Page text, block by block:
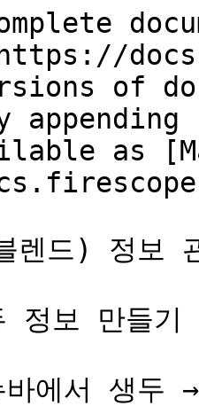
of
as
렌드) 정보
정보 만들기
에서 생두